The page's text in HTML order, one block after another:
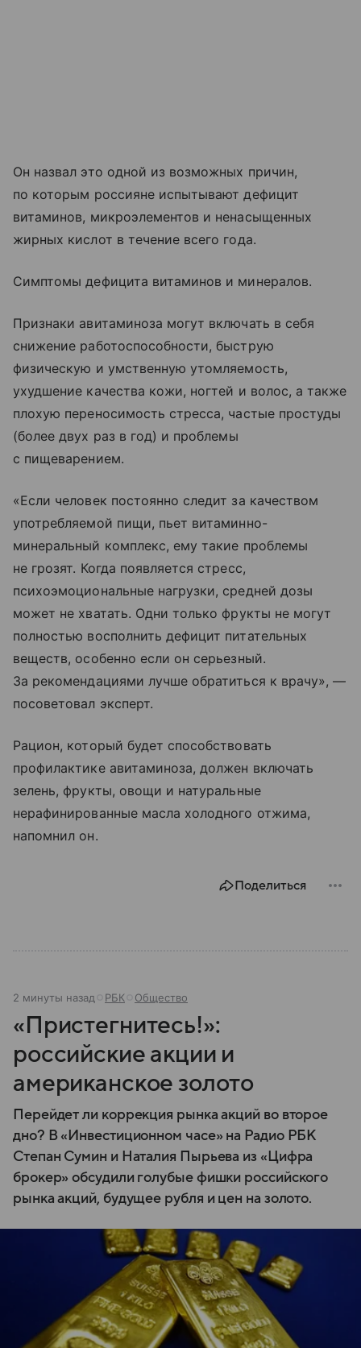
Он назвал это одной из возможных причин,
по которым россияне испытывают дефицит
витаминов, микроэлементов и ненасыщенных
жирных кислот в течение всего года.
Симптомы дефицита витаминов и минералов.
Признаки авитаминоза могут включать в себя
снижение работоспособности, быструю
физическую и умственную утомляемость,
ухудшение качества кожи, ногтей и волос, а также
плохую переносимость стресса, частые простуды
(более двух раз в год) и проблемы
с пищеварением.
«Если человек постоянно следит за качеством
употребляемой пищи, пьет витаминно-
минеральный комплекс, ему такие проблемы
не грозят. Когда появляется стресс,
психоэмоциональные нагрузки, средней дозы
может не хватать. Одни только фрукты не могут
полностью восполнить дефицит питательных
веществ, особенно если он серьезный.
За рекомендациями лучше обратиться к врачу», —
посоветовал эксперт.
Рацион, который будет способствовать
профилактике авитаминоза, должен включать
зелень, фрукты, овощи и натуральные
нерафинированные масла холодного отжима,
напомнил он.
Поделиться
2 минуты назад РБК Общество
«Пристегнитесь!»:
российские акции и
американское золото
Перейдет ли коррекция рынка акций во второе
дно? В «Инвестиционном часе» на Радио РБК
Степан Сумин и Наталия Пырьева из «Цифра
брокер» обсудили голубые фишки российского
рынка акций, будущее рубля и цен на золото.